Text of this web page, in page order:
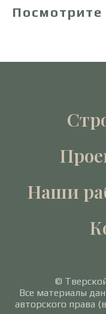
Посмотрите
Наши
©
Все материалы
авторского права